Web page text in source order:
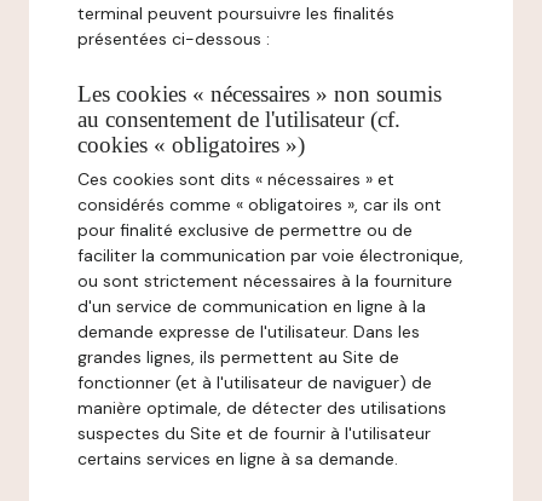
terminal peuvent poursuivre les finalités
présentées ci-dessous :
Les cookies « nécessaires » non soumis
au consentement de l'utilisateur (cf.
cookies « obligatoires »)
Ces cookies sont dits « nécessaires » et
considérés comme « obligatoires », car ils ont
pour finalité exclusive de permettre ou de
faciliter la communication par voie électronique,
ou sont strictement nécessaires à la fourniture
d'un service de communication en ligne à la
demande expresse de l'utilisateur. Dans les
grandes lignes, ils permettent au Site de
fonctionner (et à l'utilisateur de naviguer) de
manière optimale, de détecter des utilisations
suspectes du Site et de fournir à l'utilisateur
certains services en ligne à sa demande.